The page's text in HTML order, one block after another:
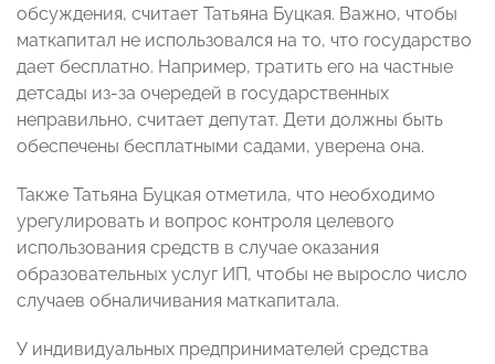
обсуждения, считает Татьяна Буцкая. Важно, чтобы
маткапитал не использовался на то, что государство
дает бесплатно. Например, тратить его на частные
детсады из-за очередей в государственных
неправильно, считает депутат. Дети должны быть
обеспечены бесплатными садами, уверена она.
Также Татьяна Буцкая отметила, что необходимо
урегулировать и вопрос контроля целевого
использования средств в случае оказания
образовательных услуг ИП, чтобы не выросло число
случаев обналичивания маткапитала.
У индивидуальных предпринимателей средства